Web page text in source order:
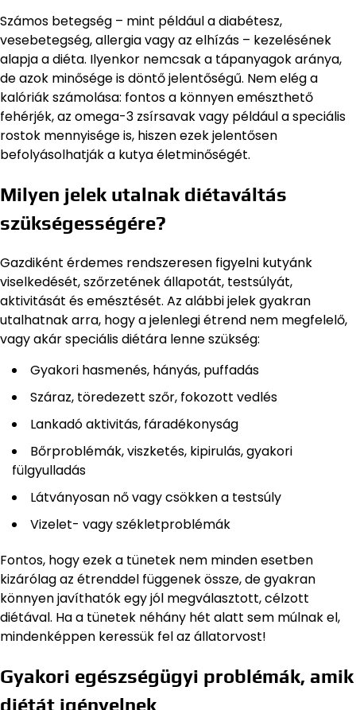
Számos betegség – mint például a diabétesz,
vesebetegség, allergia vagy az elhízás – kezelésének
alapja a diéta. Ilyenkor nemcsak a tápanyagok aránya,
de azok minősége is döntő jelentőségű. Nem elég a
kalóriák számolása: fontos a könnyen emészthető
fehérjék, az omega-3 zsírsavak vagy például a speciális
rostok mennyisége is, hiszen ezek jelentősen
befolyásolhatják a kutya életminőségét.
Milyen jelek utalnak diétaváltás
szükségességére?
Gazdiként érdemes rendszeresen figyelni kutyánk
viselkedését, szőrzetének állapotát, testsúlyát,
aktivitását és emésztését. Az alábbi jelek gyakran
utalhatnak arra, hogy a jelenlegi étrend nem megfelelő,
vagy akár speciális diétára lenne szükség:
Gyakori hasmenés, hányás, puffadás
Száraz, töredezett szőr, fokozott vedlés
Lankadó aktivitás, fáradékonyság
Bőrproblémák, viszketés, kipirulás, gyakori
fülgyulladás
Látványosan nő vagy csökken a testsúly
Vizelet- vagy székletproblémák
Fontos, hogy ezek a tünetek nem minden esetben
kizárólag az étrenddel függenek össze, de gyakran
könnyen javíthatók egy jól megválasztott, célzott
diétával. Ha a tünetek néhány hét alatt sem múlnak el,
mindenképpen keressük fel az állatorvost!
Gyakori egészségügyi problémák, amik
diétát igényelnek